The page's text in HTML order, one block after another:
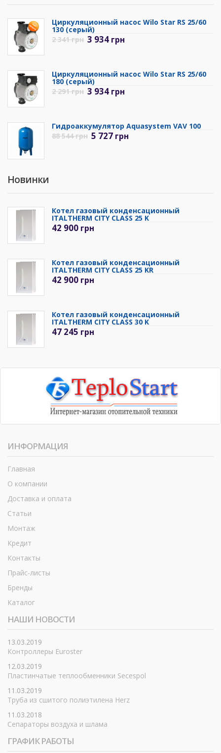
Циркуляционный насос Wilo Star RS 25/60
130 (серый)
2 341грн 3 934 грн
Циркуляционный насос Wilo Star RS 25/60
180 (серый)
2 291грн 3 934 грн
Гидроаккумулятор Aquasystem VAV 100
88 544грн 5 727 грн
Новинки
Котел газовый конденсационный
ITALTHERM CITY CLASS 25 K
42 900 грн
Котел газовый конденсационный
ITALTHERM CITY CLASS 25 KR
42 900 грн
Котел газовый конденсационный
ITALTHERM CITY CLASS 30 K
47 245 грн
ИНФОРМАЦИЯ
Главная
О компании
Доставка и оплата
Статьи
Монтаж
Кредит
Контакты
Прайс-листы
Бренды
Каталог
НАШИ НОВОСТИ
13.03.2019
Контроллеры Euroster
12.03.2019
Пластинчатые теплообменники Secespol
11.03.2019
Труба из сшитого полиэтилена Herz
11.03.2018
Сепараторы воздуха и шлама
ГРАФИК РАБОТЫ